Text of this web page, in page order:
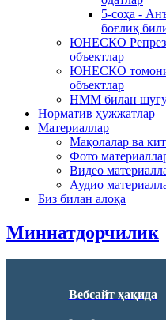
5-соҳа -
боғлиқ
ЮНЕСКО
объектлар
ЮНЕСКО
объектлар
НММ билан
Норматив ҳужжатлар
Материаллар
Мақолалар ва
Фото
Видео
Аудио
Биз билан алоқа
Миннатдорчилик
Вебсайт ҳақида